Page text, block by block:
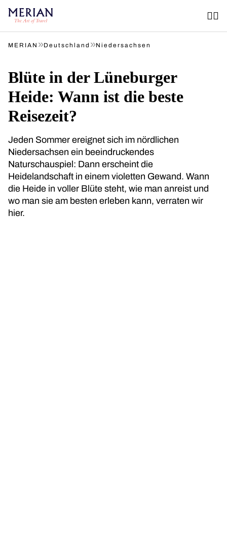
MERIAN »Deutschland »Niedersachsen
Blüte in der Lüneburger
Heide: Wann ist die beste
Reisezeit?
Jeden Sommer ereignet sich im nördlichen
Niedersachsen ein beeindruckendes
Naturschauspiel: Dann erscheint die
Heidelandschaft in einem violetten Gewand. Wann
die Heide in voller Blüte steht, wie man anreist und
wo man sie am besten erleben kann, verraten wir
hier.